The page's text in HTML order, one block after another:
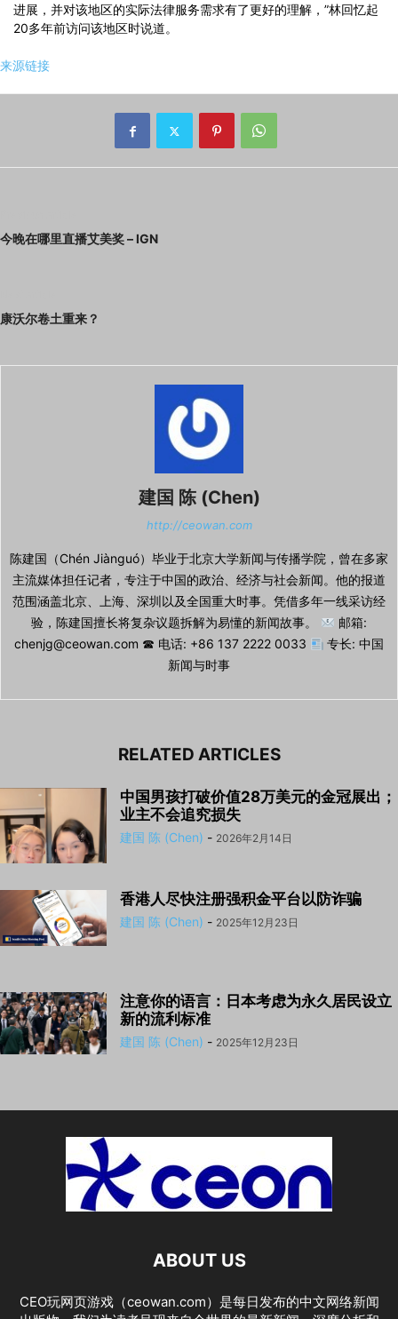
进展，并对该地区的实际法律服务需求有了更好的理解，”林回忆起
20多年前访问该地区时说道。
来源链接
今晚在哪里直播艾美奖 – IGN
康沃尔卷土重来？
建国 陈 (Chen)
http://ceowan.com
陈建国（Chén Jiànguó）毕业于北京大学新闻与传播学院，曾在多家
主流媒体担任记者，专注于中国的政治、经济与社会新闻。他的报道
范围涵盖北京、上海、深圳以及全国重大时事。凭借多年一线采访经
验，陈建国擅长将复杂议题拆解为易懂的新闻故事。
邮箱:
chenjg@ceowan.com ☎ 电话: +86 137 2222 0033
专长: 中国
新闻与时事
RELATED ARTICLES
中国男孩打破价值28万美元的金冠展出；
业主不会追究损失
建国 陈 (Chen) - 2026年2月14日
香港人尽快注册强积金平台以防诈骗
建国 陈 (Chen) - 2025年12月23日
注意你的语言：日本考虑为永久居民设立
新的流利标准
建国 陈 (Chen) - 2025年12月23日
ABOUT US
CEO玩网页游戏（ceowan.com）是每日发布的中文网络新闻